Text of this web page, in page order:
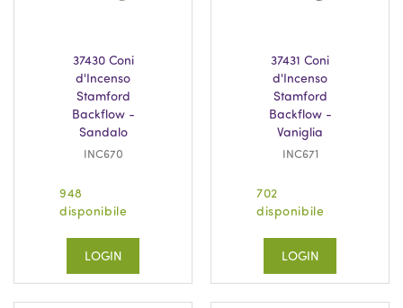
37430 Coni
d'Incenso
Stamford
Backflow -
Sandalo
INC670
948
disponibile
LOGIN
37431 Coni
d'Incenso
Stamford
Backflow -
Vaniglia
INC671
702
disponibile
LOGIN